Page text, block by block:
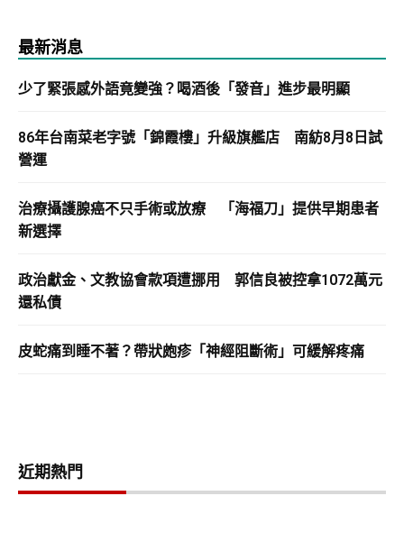
最新消息
少了緊張感外語竟變強？喝酒後「發音」進步最明顯
86年台南菜老字號「錦霞樓」升級旗艦店 南紡8月8日試
營運
治療攝護腺癌不只手術或放療 「海福刀」提供早期患者
新選擇
政治獻金、文教協會款項遭挪用 郭信良被控拿1072萬元
還私債
皮蛇痛到睡不著？帶狀皰疹「神經阻斷術」可緩解疼痛
近期熱門